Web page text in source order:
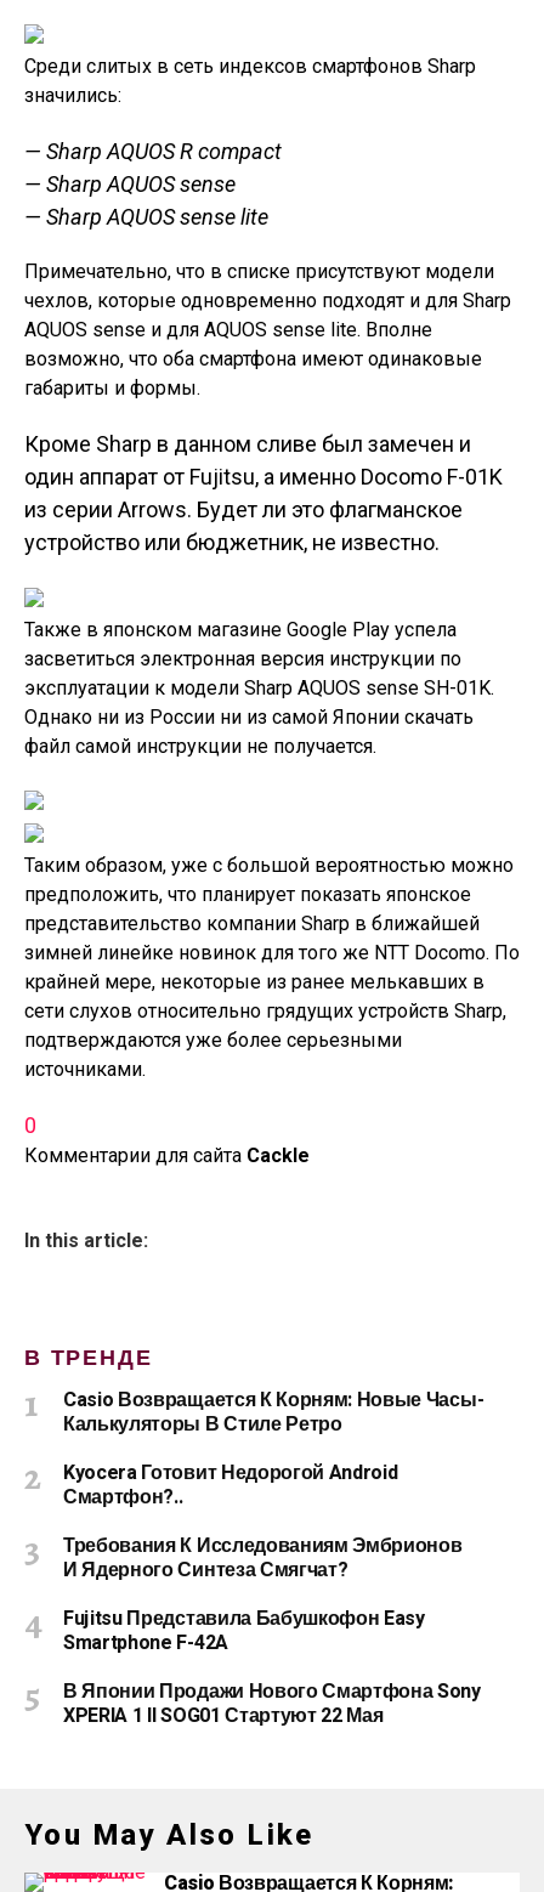
Среди слитых в сеть индексов смартфонов Sharp
значились:
— Sharp AQUOS R compact
— Sharp AQUOS sense
— Sharp AQUOS sense lite
Примечательно, что в списке присутствуют модели
чехлов, которые одновременно подходят и для Sharp
AQUOS sense и для AQUOS sense lite. Вполне
возможно, что оба смартфона имеют одинаковые
габариты и формы.
Кроме Sharp в данном сливе был замечен и
один аппарат от Fujitsu, а именно Docomo F-01K
из серии Arrows. Будет ли это флагманское
устройство или бюджетник, не известно.
Также в японском магазине Google Play успела
засветиться электронная версия инструкции по
эксплуатации к модели Sharp AQUOS sense SH-01K.
Однако ни из России ни из самой Японии скачать
файл самой инструкции не получается.
Таким образом, уже с большой вероятностью можно
предположить, что планирует показать японское
представительство компании Sharp в ближайшей
зимней линейке новинок для того же NTT Docomo. По
крайней мере, некоторые из ранее мелькавших в
сети слухов относительно грядущих устройств Sharp,
подтверждаются уже более серьезными
источниками.
0
Комментарии для сайта Cackle
In this article:
В ТРЕНДЕ
Casio Возвращается К Корням: Новые Часы-
Калькуляторы В Стиле Ретро
Kyocera Готовит Недорогой Android
Смартфон?..
Требования К Исследованиям Эмбрионов
И Ядерного Синтеза Смягчат?
Fujitsu Представила Бабушкофон Easy
Smartphone F-42A
В Японии Продажи Нового Смартфона Sony
XPERIA 1 II SOG01 Стартуют 22 Мая
You May Also Like
Casio Возвращается К Корням: